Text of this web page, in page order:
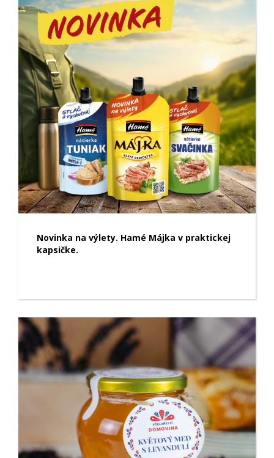
Novinka na výlety. Hamé Májka v praktickej
kapsičke.